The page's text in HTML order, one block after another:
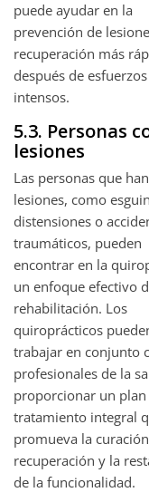
puede ayudar en la
prevención de
recuperación más
después de
intensos.
5.3. Personas
lesiones
Las personas que
lesiones, como
distensiones o
traumáticos, pueden
encontrar en la
un enfoque efectivo
rehabilitación. Los
quiroprácticos
trabajar en conjunto
profesionales de la
proporcionar un plan
tratamiento integral
promueva la
recuperación y la
de la funcionalidad.